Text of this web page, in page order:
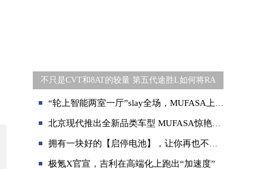
不只是CVT和8AT的较量 第五代途胜L如何将RA
“轮上智能两室一厅”slay全场，MUFASA上海车展实力出圈
北京现代推出全新品类车型 MUFASA惊艳上海车展
拥有一块好的【启停电池】，让你再也不用关闭＂自动启停＂功能！
极氪X官宣，吉利在高端化上跑出“加速度”